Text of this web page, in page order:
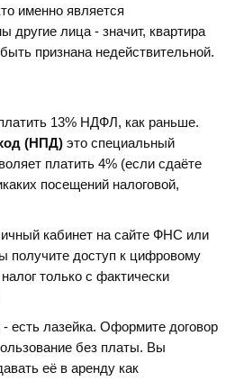
именно является
другие лица - значит, квартира
признана недействительной.
13% НДФЛ, как раньше.
(НПД) это специальный
платить 4% (если сдаёте
посещений налоговой,
кабинет на сайте ФНС или
получите доступ к цифровому
только с фактически
есть лазейка. Оформите договор
без платы. Вы
её в аренду как